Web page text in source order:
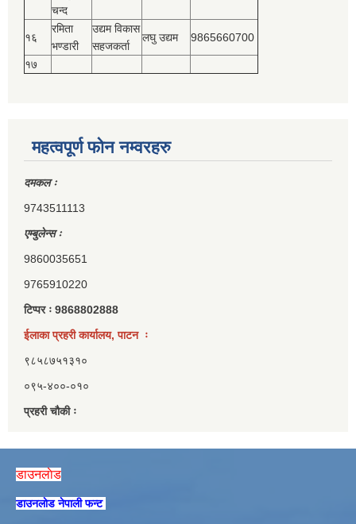
चन्द
१६
रमिता
भण्डारी
उद्यम विकास
सहजकर्ता
लघु उद्यम 9865660700
१७
महत्वपूर्ण फोन नम्वरहरु
दमकल ः
9743511113
एम्बुलेन्स ः
9860035651
9765910220
टिप्पर ः 9868802888
ईलाका प्रहरी कार्यालय, पाटन ः
९८५८७५१३१०
०९५-४००-०१०
प्रहरी चौकी ः
डाउनलाेड
डाउनलाेड नेपाली फन्ट